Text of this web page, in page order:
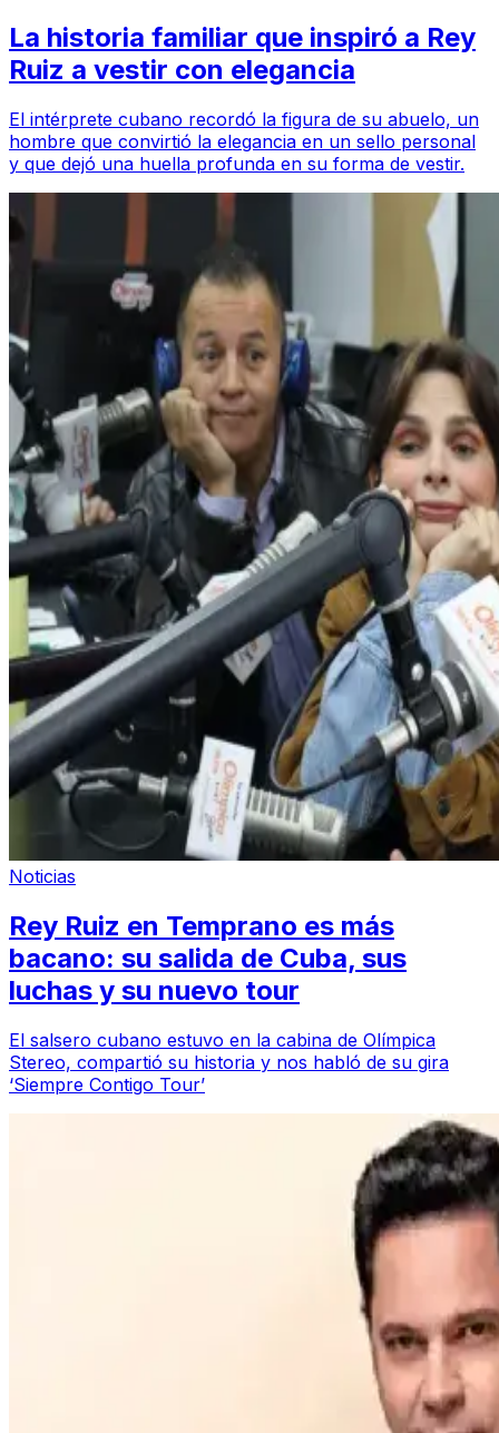
La historia familiar que inspiró a Rey
Ruiz a vestir con elegancia
El intérprete cubano recordó la figura de su abuelo, un
hombre que convirtió la elegancia en un sello personal
y que dejó una huella profunda en su forma de vestir.
Noticias
Rey Ruiz en Temprano es más
bacano: su salida de Cuba, sus
luchas y su nuevo tour
El salsero cubano estuvo en la cabina de Olímpica
Stereo, compartió su historia y nos habló de su gira
‘Siempre Contigo Tour’